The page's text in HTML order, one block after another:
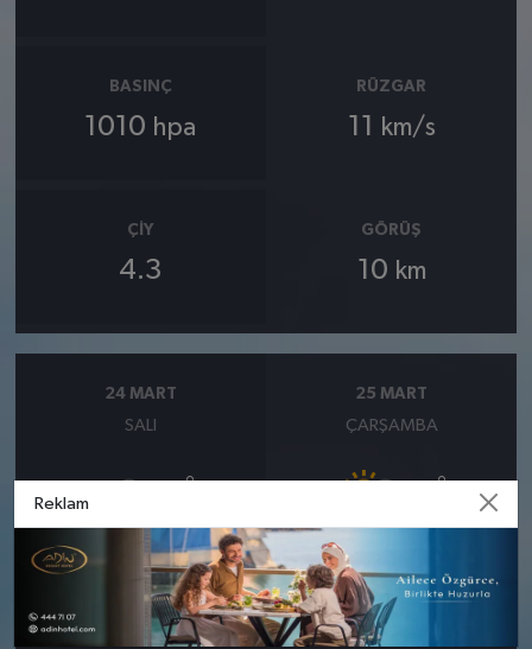
BASINÇ
1010 hpa
RÜZGAR
11 km/s
ÇIY
4.3
GÖRÜŞ
10 km
24 MART
SALI
°
Orta kuvvetli yağmurlu
Nem: %77
Rüzgar: 17 km/h
25 MART
ÇARŞAMBA
°
Bölgesel düzensiz yağmur
yağışlı
Nem: %74
Reklam